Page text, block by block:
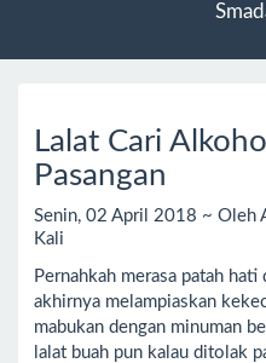
Lalat Cari
Pasangan
Senin, 02 April 2018 ~ Oleh
Kali
Pernahkah merasa patah
akhirnya melampiaskan
mabukan dengan minuman
lalat buah pun kalau ditolak